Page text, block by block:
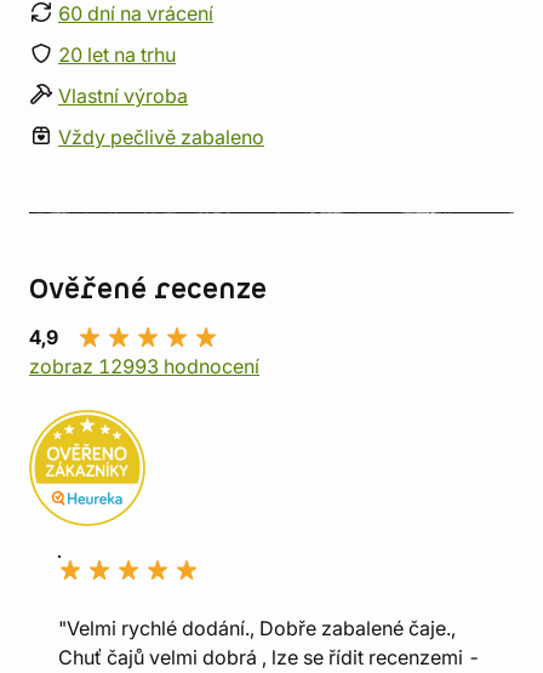
60 dní na vrácení
20 let na trhu
Vlastní výroba
Vždy pečlivě zabaleno
Ověřené recenze
4,9
zobraz 12993 hodnocení
"Velmi rychlé dodání., Dobře zabalené čaje.,
Chuť čajů velmi dobrá , lze se řídit recenzemi -